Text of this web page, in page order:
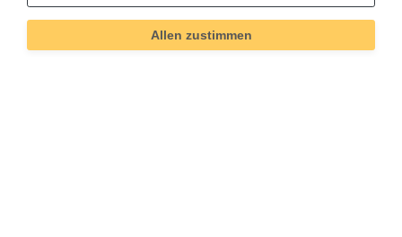
Allen zustimmen